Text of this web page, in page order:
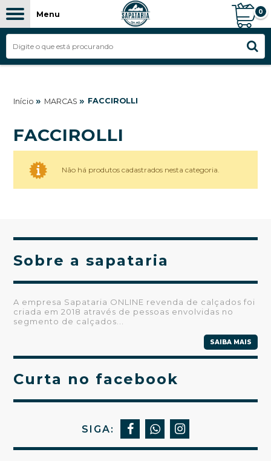
Menu 0
Início » MARCAS » FACCIROLLI
FACCIROLLI
Não há produtos cadastrados nesta categoria.
Sobre a sapataria
A empresa Sapataria ONLINE revenda de calçados foi
criada em 2018 através de pessoas envolvidas no
segmento de calçados...
SAIBA MAIS
Curta no facebook
SIGA: